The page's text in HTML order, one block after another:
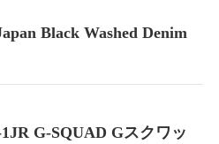
Black Washed Denim
G-SQUAD Gスクワッ